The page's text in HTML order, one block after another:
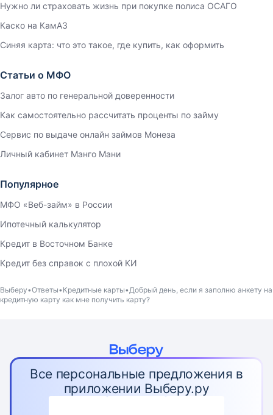
Нужно ли страховать жизнь при покупке полиса ОСАГО
Каско на КамАЗ
Синяя карта: что это такое, где купить, как оформить
Статьи о МФО
Залог авто по генеральной доверенности
Как самостоятельно рассчитать проценты по займу
Сервис по выдаче онлайн займов Монеза
Личный кабинет Манго Мани
Популярное
МФО «Веб-займ» в России
Ипотечный калькулятор
Кредит в Восточном Банке
Кредит без справок с плохой КИ
Выберу Ответы Кредитные карты Добрый день, если я заполню анкету на
кредитную карту как мне получить карту?
Все персональные предложения в
приложении Выберу.ру